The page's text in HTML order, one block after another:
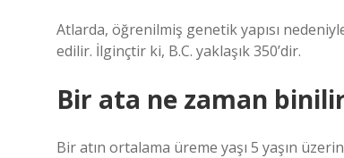
Atlarda, öğrenilmiş genetik yapısı
edilir. İlginçtir ki, B.C. yaklaşık 350’dir.
Bir ata ne zaman
Bir atın ortalama üreme yaşı 5 yaşın